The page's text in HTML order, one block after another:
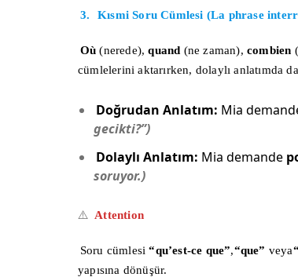
3. Kısmi Soru Cümlesi (La phrase
Où (nerede),quand (ne zaman),combien
cümlelerini aktarırken, dolaylı anlatımda da
Doğrudan Anlatım: Mia
gecikti?”)
Dolaylı Anlatım: Mia demande
soruyor.)
⚠️ Attention
Soru cümlesi“qu’est-ce que”,“que” veya
yapısına dönüşür.